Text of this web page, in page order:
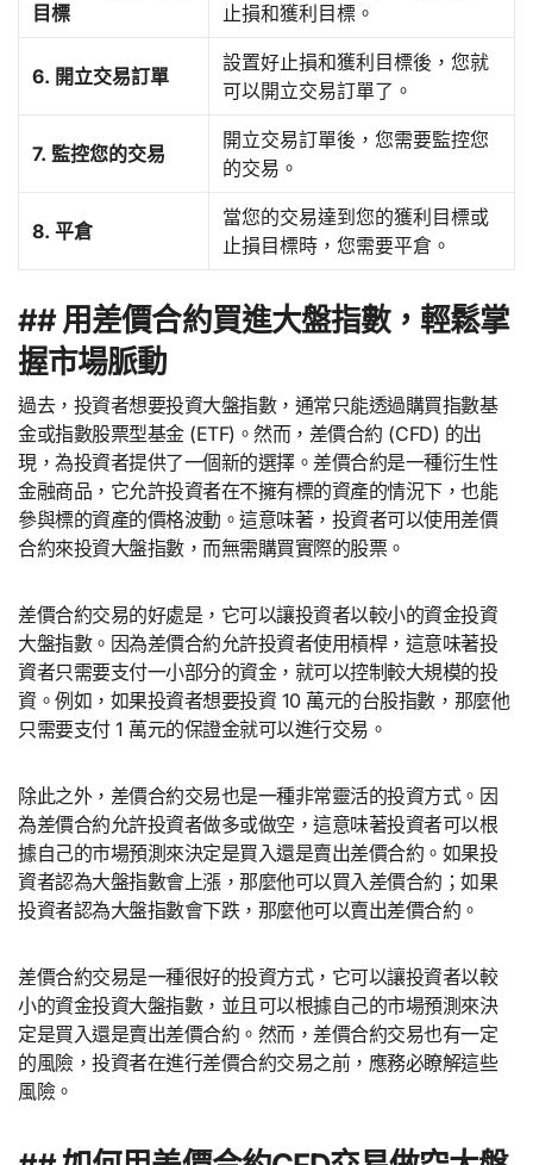
目標
止損和獲利目標。
6. 開立交易訂單
設置好止損和獲利目標後，您就
可以開立交易訂單了。
7. 監控您的交易
開立交易訂單後，您需要監控您
的交易。
8. 平倉
當您的交易達到您的獲利目標或
止損目標時，您需要平倉。
## 用差價合約買進大盤指數，輕鬆掌
握市場脈動
過去，投資者想要投資大盤指數，通常只能透過購買指數基
金或指數股票型基金 (ETF)。然而，差價合約 (CFD) 的出
現，為投資者提供了一個新的選擇。差價合約是一種衍生性
金融商品，它允許投資者在不擁有標的資產的情況下，也能
參與標的資產的價格波動。這意味著，投資者可以使用差價
合約來投資大盤指數，而無需購買實際的股票。
差價合約交易的好處是，它可以讓投資者以較小的資金投資
大盤指數。因為差價合約允許投資者使用槓桿，這意味著投
資者只需要支付一小部分的資金，就可以控制較大規模的投
資。例如，如果投資者想要投資 10 萬元的台股指數，那麼他
只需要支付 1 萬元的保證金就可以進行交易。
除此之外，差價合約交易也是一種非常靈活的投資方式。因
為差價合約允許投資者做多或做空，這意味著投資者可以根
據自己的市場預測來決定是買入還是賣出差價合約。如果投
資者認為大盤指數會上漲，那麼他可以買入差價合約；如果
投資者認為大盤指數會下跌，那麼他可以賣出差價合約。
差價合約交易是一種很好的投資方式，它可以讓投資者以較
小的資金投資大盤指數，並且可以根據自己的市場預測來決
定是買入還是賣出差價合約。然而，差價合約交易也有一定
的風險，投資者在進行差價合約交易之前，應務必瞭解這些
風險。